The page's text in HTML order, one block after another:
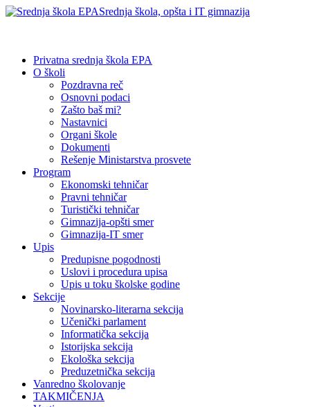
Srednja škola, opšta i IT gimnazija
Privatna srednja škola EPA
O školi
Pozdravna reč
Osnovni podaci
Zašto baš mi?
Nastavnici
Organi škole
Dokumenti
Rešenje Ministarstva prosvete
Program
Ekonomski tehničar
Pravni tehničar
Turistički tehničar
Gimnazija-opšti smer
Gimnazija-IT smer
Upis
Predupisne pogodnosti
Uslovi i procedura upisa
Upis u toku školske godine
Sekcije
Novinarsko-literarna sekcija
Učenički parlament
Informatička sekcija
Istorijska sekcija
Ekološka sekcija
Preduzetnička sekcija
Vanredno školovanje
TAKMIČENJA